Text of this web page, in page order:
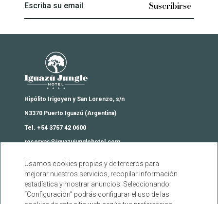
Escriba su email
Iguazú Jungle Lodge
Hipólito Irigoyen y San Lorenzo, s/n
N3370 Puerto Iguazú (Argentina)
Tel. +54 3757 42 0600
reservas@iguazujunglehotel.com
Contacto
Agencias
Preguntas frecuentes
Usamos cookies propias y de terceros para
mejorar nuestros servicios, recopilar información
estadística y mostrar anuncios. Seleccionando
“Configuración” podrás configurar el uso de las